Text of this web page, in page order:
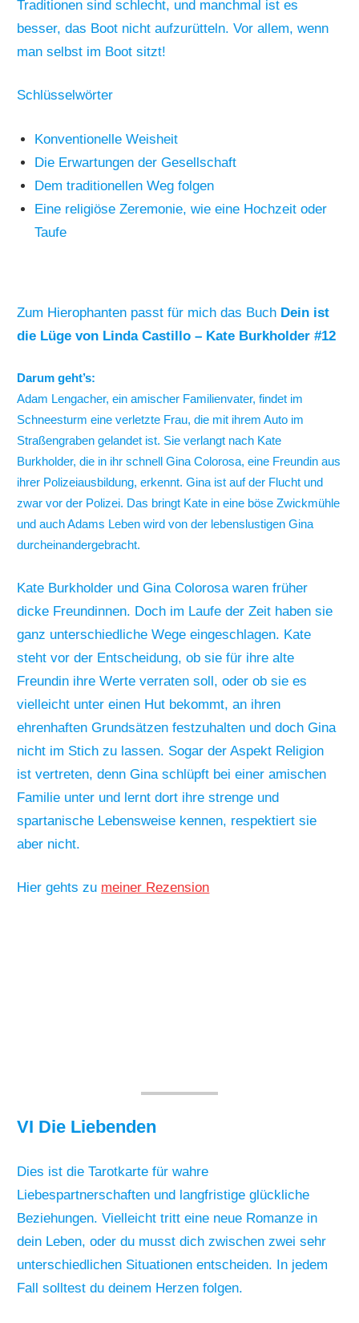
Traditionen sind schlecht, und manchmal ist es
besser, das Boot nicht aufzurütteln. Vor allem, wenn
man selbst im Boot sitzt!
Schlüsselwörter
Konventionelle Weisheit
Die Erwartungen der Gesellschaft
Dem traditionellen Weg folgen
Eine religiöse Zeremonie, wie eine Hochzeit oder
Taufe
Zum Hierophanten passt für mich das Buch Dein ist
die Lüge von Linda Castillo – Kate Burkholder #12
Darum geht’s:
Adam Lengacher, ein amischer Familienvater, findet im
Schneesturm eine verletzte Frau, die mit ihrem Auto im
Straßengraben gelandet ist. Sie verlangt nach Kate
Burkholder, die in ihr schnell Gina Colorosa, eine Freundin aus
ihrer Polizeiausbildung, erkennt. Gina ist auf der Flucht und
zwar vor der Polizei. Das bringt Kate in eine böse Zwickmühle
und auch Adams Leben wird von der lebenslustigen Gina
durcheinandergebracht.
Kate Burkholder und Gina Colorosa waren früher
dicke Freundinnen. Doch im Laufe der Zeit haben sie
ganz unterschiedliche Wege eingeschlagen. Kate
steht vor der Entscheidung, ob sie für ihre alte
Freundin ihre Werte verraten soll, oder ob sie es
vielleicht unter einen Hut bekommt, an ihren
ehrenhaften Grundsätzen festzuhalten und doch Gina
nicht im Stich zu lassen. Sogar der Aspekt Religion
ist vertreten, denn Gina schlüpft bei einer amischen
Familie unter und lernt dort ihre strenge und
spartanische Lebensweise kennen, respektiert sie
aber nicht.
Hier gehts zu meiner Rezension
VI Die Liebenden
Dies ist die Tarotkarte für wahre
Liebespartnerschaften und langfristige glückliche
Beziehungen. Vielleicht tritt eine neue Romanze in
dein Leben, oder du musst dich zwischen zwei sehr
unterschiedlichen Situationen entscheiden. In jedem
Fall solltest du deinem Herzen folgen.